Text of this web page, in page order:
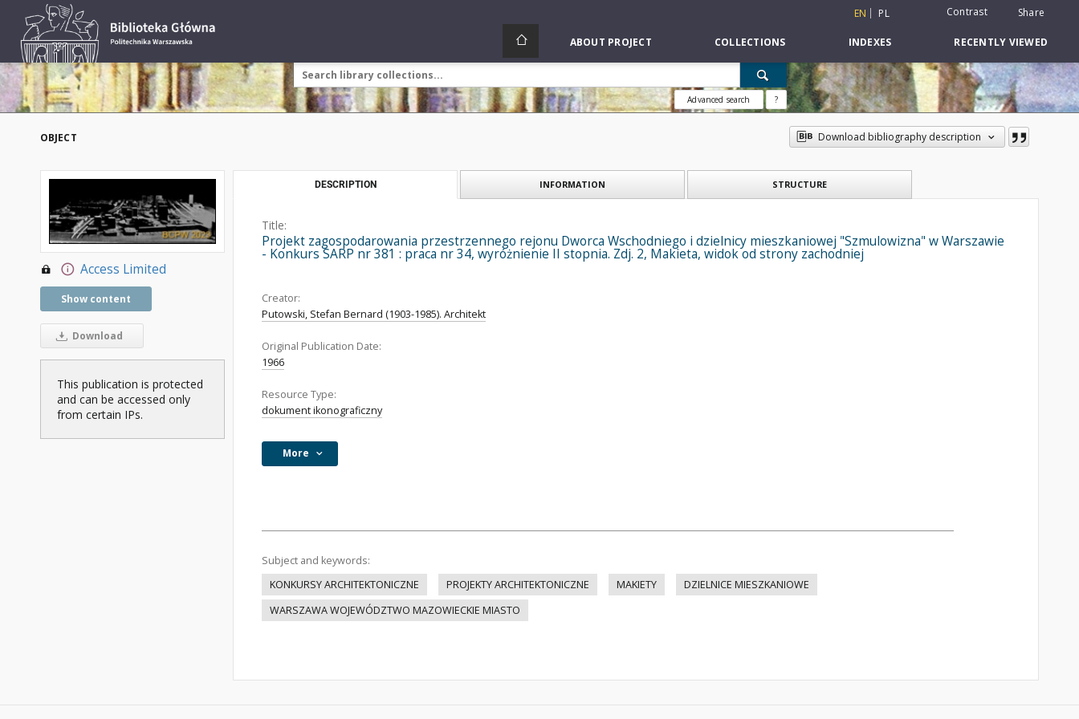
EN PL Contrast Share
ABOUT PROJECT COLLECTIONS INDEXES RECENTLY VIEWED
Advanced search ?
OBJECT Download bibliography description
Access Limited
Show content
Download
This publication is protected
and can be accessed only
from certain IPs.
DESCRIPTION INFORMATION STRUCTURE
Title:
Projekt zagospodarowania przestrzennego rejonu Dworca Wschodniego i dzielnicy mieszkaniowej "Szmulowizna" w Warszawie
- Konkurs SARP nr 381 : praca nr 34, wyróżnienie II stopnia. Zdj. 2, Makieta, widok od strony zachodniej
Creator:
Putowski, Stefan Bernard (1903-1985). Architekt
Original Publication Date:
1966
Resource Type:
dokument ikonograficzny
More
Subject and keywords:
KONKURSY ARCHITEKTONICZNE
PROJEKTY ARCHITEKTONICZNE MAKIETY
DZIELNICE MIESZKANIOWE
WARSZAWA WOJEWÓDZTWO MAZOWIECKIE MIASTO